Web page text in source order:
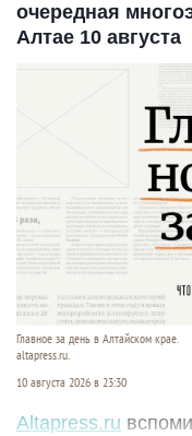
очередная
Алтае 10 августа
Главное за день в Алтайском крае.
altapress.ru.
10 августа 2026 в 23:30
Altapress.ru